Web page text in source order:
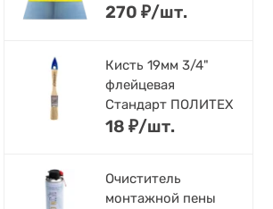
270 ₽/шт.
Кисть 19мм 3/4"
флейцевая
Стандарт ПОЛИТЕХ
18 ₽/шт.
Очиститель
монтажной пены